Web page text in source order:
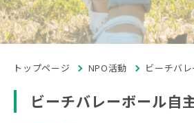
トップページ NPO活動 ビーチバ
ビーチバレーボール自